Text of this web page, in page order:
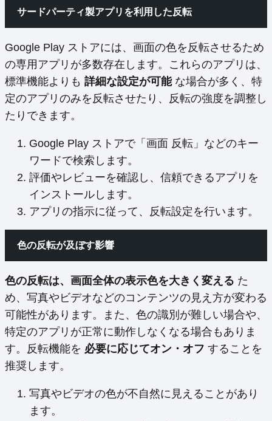
サードパーティ製アプリを利用した反転
Google Play ストアには、画面の色を反転させるため
の専用アプリが多数存在します。これらのアプリは、
標準機能よりも 詳細な設定が可能な場合が多く、特
定のアプリのみを反転させたり、反転の強度を調整し
たりできます。
Google Play ストアで「画面 反転」などのキー
ワードで検索します。
評価やレビューを確認し、信頼できるアプリを
インストールします。
アプリの指示に従って、反転設定を行います。
色の反転が及ぼす影響
色の反転は、画面全体の表示色を大きく変える た
め、写真やビデオなどのコンテンツの見え方が変わる
可能性があります。また、色の識別が難しい場合や、
特定のアプリが正常に動作しなくなる場合もありま
す。反転機能を 必要に応じてオン・オフ することを
推奨します。
写真やビデオの色が不自然に見えることがあり
ます。